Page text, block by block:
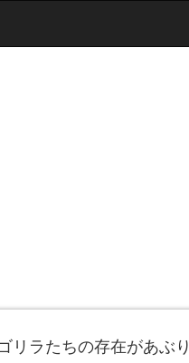
リラたちの存在があぶり